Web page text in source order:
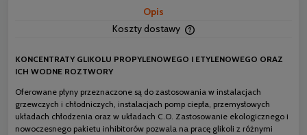
Opis
Koszty dostawy
płatności
KONCENTRATY GLIKOLU PROPYLENOWEGO I ETYLENOWEGO ORAZ
ICH WODNE ROZTWORY
Oferowane płyny przeznaczone są do zastosowania w instalacjach
grzewczych i chłodniczych, instalacjach pomp ciepła, przemysłowych
układach chłodzenia oraz w układach C.O. Zastosowanie ekologicznego i
nowoczesnego pakietu inhibitorów pozwala na pracę glikoli z różnymi